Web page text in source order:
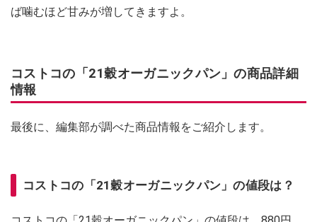
ば噛むほど甘みが増してきますよ。
コストコの「21穀オーガニックパン」の商品詳細
情報
最後に、編集部が調べた商品情報をご紹介します。
コストコの「21穀オーガニックパン」の値段は？